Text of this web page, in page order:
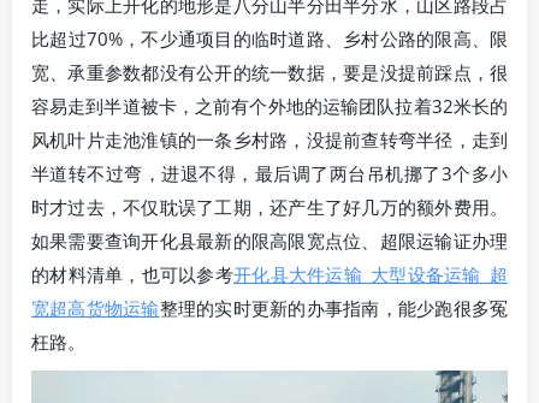
走，实际上开化的地形是八分山半分田半分水，山区路段占
比超过70%，不少通项目的临时道路、乡村公路的限高、限
宽、承重参数都没有公开的统一数据，要是没提前踩点，很
容易走到半道被卡，之前有个外地的运输团队拉着32米长的
风机叶片走池淮镇的一条乡村路，没提前查转弯半径，走到
半道转不过弯，进退不得，最后调了两台吊机挪了3个多小
时才过去，不仅耽误了工期，还产生了好几万的额外费用。
如果需要查询开化县最新的限高限宽点位、超限运输证办理
的材料清单，也可以参考开化县大件运输_大型设备运输_超
宽超高货物运输整理的实时更新的办事指南，能少跑很多冤
枉路。